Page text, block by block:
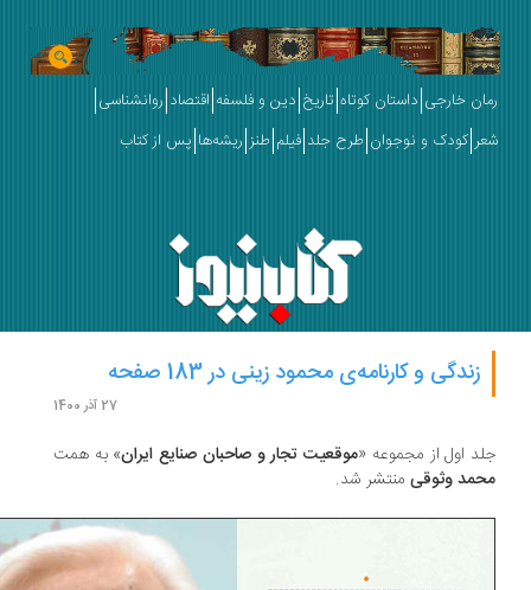
خارجی داستان کوتاه تاریخ دین و فلسفه اقتصاد روانشناسی
کودک و نوجوان طرح جلد فیلم طنز ریشه‌ها پس از کتاب
زندگی و کارنامه‌ی محمود زینی در 183 صفحه
اول از مجموعه «موقعیت تجار و صاحبان صنایع ایران» به همت
وثوقیمنتشر شد.